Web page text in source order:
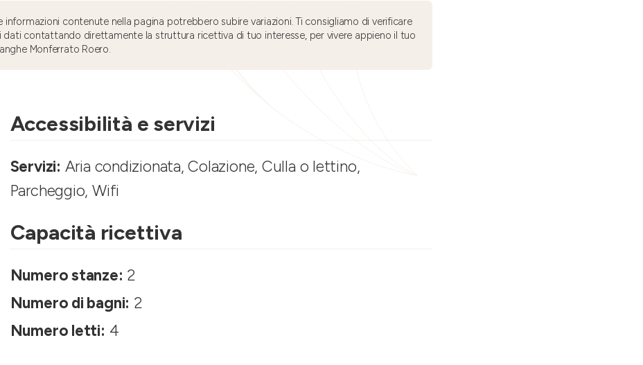
informazioni contenute nella pagina potrebbero subire variazioni. Ti consigliamo di verificare
dati contattando direttamente la struttura ricettiva di tuo interesse, per vivere appieno il tuo
Monferrato Roero.
Accessibilità e servizi
Servizi: Aria condizionata, Colazione, Culla o lettino,
Parcheggio, Wifi
Capacità ricettiva
Numero stanze: 2
Numero di bagni: 2
Numero letti: 4